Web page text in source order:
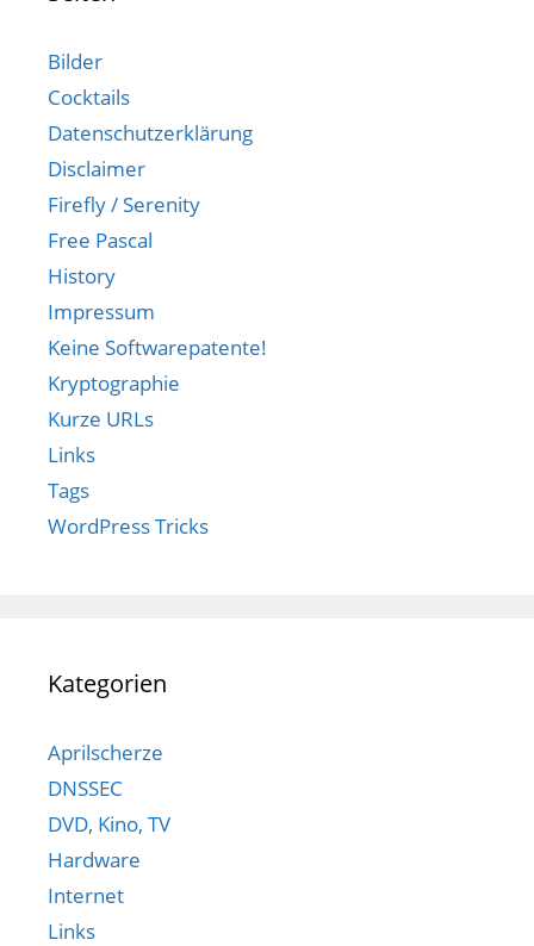
Bilder
Cocktails
Datenschutzerklärung
Disclaimer
Firefly / Serenity
Free Pascal
History
Impressum
Keine Softwarepatente!
Kryptographie
Kurze URLs
Links
Tags
WordPress Tricks
Kategorien
Aprilscherze
DNSSEC
DVD, Kino, TV
Hardware
Internet
Links